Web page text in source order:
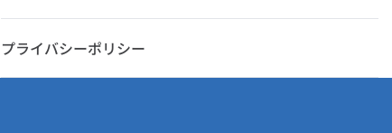
プライバシーポリシー